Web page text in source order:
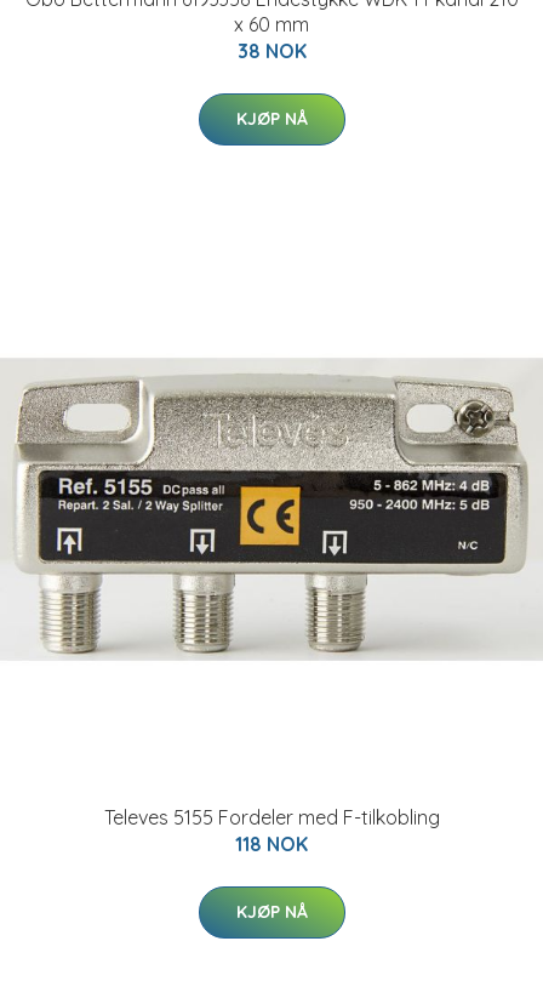
x 60 mm
38 NOK
KJØP NÅ
Televes 5155 Fordeler med F-tilkobling
118 NOK
KJØP NÅ